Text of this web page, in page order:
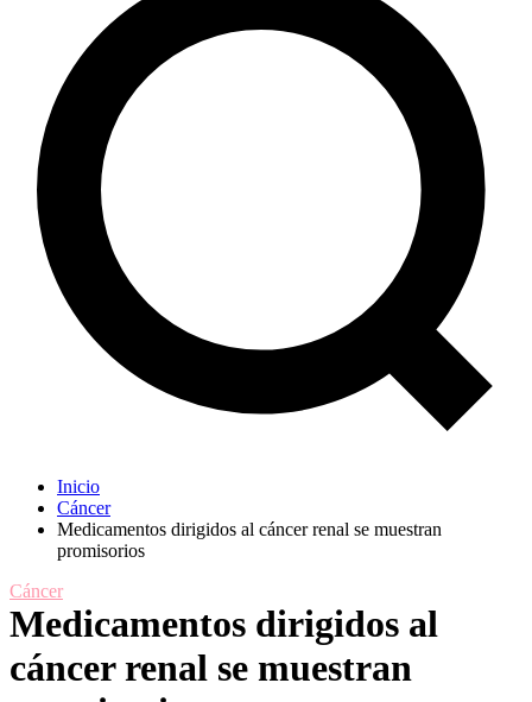
Inicio
Cáncer
Medicamentos dirigidos al cáncer renal se muestran
promisorios
Cáncer
Medicamentos dirigidos al
cáncer renal se muestran